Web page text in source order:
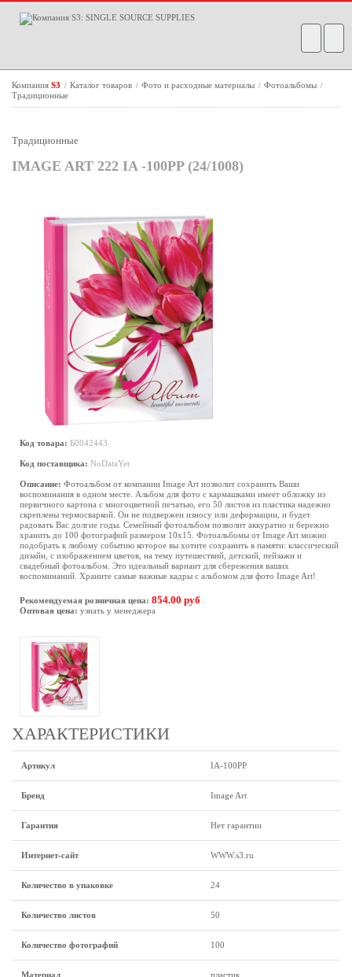
Компания S3 / Каталог товаров / Фото и расходные материалы / Фотоальбомы /
Традиционные
Традиционные
IMAGE ART 222 IA -100PP (24/1008)
Код товара: Б0042443
Код поставщика: NoDataYet
Описание: Фотоальбом от компании Image Art позволит сохранить Ваши
воспоминания в одном месте. Альбом для фото с кармашками имеет обложку из
первичного картона с многоцветной печатью, его 50 листов из пластика надежно
скреплены термосваркой. Он не подвержен износу или деформации, и будет
радовать Вас долгие годы. Семейный фотоальбом позволит аккуратно и бережно
хранить до 100 фотографий размером 10х15. Фотоальбомы от Image Art можно
подобрать к любому событию которое вы хотите сохранить в памяти: классический
дизайн, с изображением цветов, на тему путешествий, детский, пейзажи и
свадебный фотоальбом. Это идеальный вариант для сбережения ваших
воспоминаний. Храните самые важные кадры с альбомом для фото Image Art!
Рекомендуемая розничная цена: 854.00 руб
Оптовая цена: узнать у менеджера
ХАРАКТЕРИСТИКИ
Артикул IA-100PP
Бренд Image Art
Гарантия Нет гарантии
Интернет-сайт WWW.s3.ru
Количество в упаковке 24
Количество листов 50
Количество фотографий 100
Материал пластик